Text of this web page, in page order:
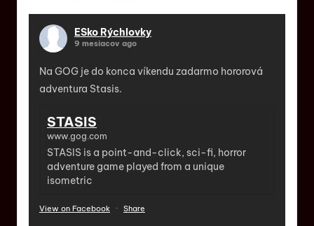
ESko Rýchlovky
9 mesiacov ago
Na GOG je do konca víkendu zadarmo hororová
adventura Stasis.
STASIS
www.gog.com
STASIS is a point-and-click, sci-fi, horror
adventure game played from a unique
isometric
View on Facebook · Share